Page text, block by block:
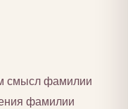
смысл фамилии
фамилии